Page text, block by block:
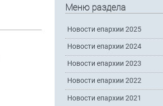
Меню раздела
Новости епархии 2025
Новости епархии 2024
Новости епархии 2023
Новости епархии 2022
Новости епархии 2021